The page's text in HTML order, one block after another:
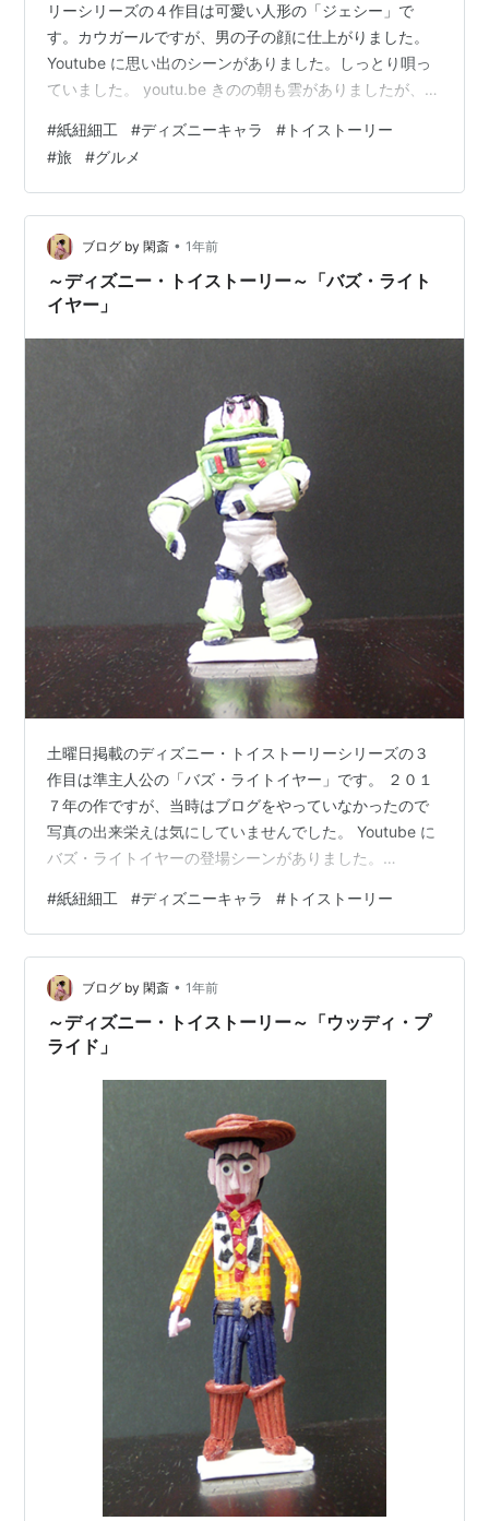
リーシリーズの４作目は可愛い人形の「ジェシー」で
す。カウガールですが、男の子の顔に仕上がりました。
Youtube に思い出のシーンがありました。しっとり唄っ
ていました。 youtu.be きのの朝も雲がありましたが、き
きのうも朝メシ前にラクこぎサイクル・２０分をやりま
したが、午後から外出するので外歩きは中止。１０時に
ヨーカドー２Fの 'Pint-Up' でストレッチ・３０分をやり
ました。 きのうは息子のいる富士市に来ました。息子に
夏休みが取れ、今日、東照宮と伊豆への一泊の旅にしま
した。午後3…
#紙紐細工 #ディズニーキャラ # トイストーリー
#旅 #グルメ
ブログ by 閑斎 • 1年前
～ディズニー・トイストーリー～「バズ・ライト
イヤー」
土曜日掲載のディズニー・トイストーリーシリーズの３
作目は準主人公の「バズ・ライトイヤー」です。 ２０１
７年の作ですが、当時はブログをやっていなかったので
写真の出来栄えは気にしていませんでした。 Youtube に
バズ・ライトイヤーの登場シーンがありました。
た。富士山も裾野だけです。 きのうの朝もアサメシ前に
ラクこぎサイクル・２０分をやり、朝ドラの後８時前に
外歩きに、いつもの５千歩コースを行き、コンビニで次
作の参考写真を印刷し、頼まれたお弁当を買って帰り、
往復、４，７８９歩でした。私の帰宅と入れ替えに、シ
ャトルバスで妻はKI病院へ。２週…
#紙紐細工 #ディズニーキャラ # トイストーリー
ブログ by 閑斎 • 1年前
～ディズニー・トイストーリー～「ウッディ・プ
ライド」